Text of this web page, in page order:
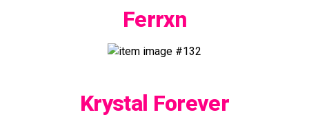
Ferrxn
Krystal Forever